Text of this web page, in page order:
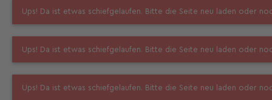
Ups! Da ist etwas schiefgelaufen. Bitte die Seite neu laden oder
Ups! Da ist etwas schiefgelaufen. Bitte die Seite neu laden oder
Ups! Da ist etwas schiefgelaufen. Bitte die Seite neu laden oder